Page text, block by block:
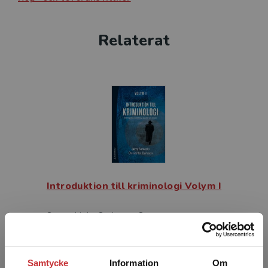
Samtycke Information Om
Relaterat
Introduktion till kriminologi Volym I
Sarnecki, J - Carlsson, C
Exkl. moms: 494 kr